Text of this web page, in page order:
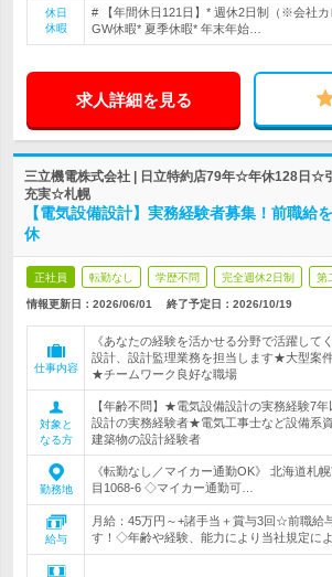
休日
休暇
# 【年間休日121日】* 週休2日制（※会社
GW休暇* 夏季休暇* 年末年始…
求人詳細を見る
三立機電株式会社 | 日立特約店79年☆年休128日☆
充実☆札幌
【電気設備設計】実務経験者募集！前職給
休
正社員 転勤なし 学歴不問 完全週休2日制 第
情報更新日：2026/06/01 終了予定日： 2026/10/19
仕事内容
《あなたの経験を活かせる分野で活躍して
設計、設計監理業務を担当します★大型案
★チームワーク良好な職場
対象と
なる方
【年齢不問】★電気設備設計の実務経験7
設計の実務経験者★電気工事士など設備系
建築物の設計経験者
勤務地
《転勤なし／マイカー通勤OK》 北海道札
目1068-6 ◇マイカー通勤可…
給与
月給：45万円～+諸手当＋賞与3回☆前職給
す！◇年齢や経験、能力により当社規定に